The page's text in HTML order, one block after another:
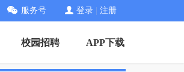
服务号 登录 注册
校园招聘 APP下载